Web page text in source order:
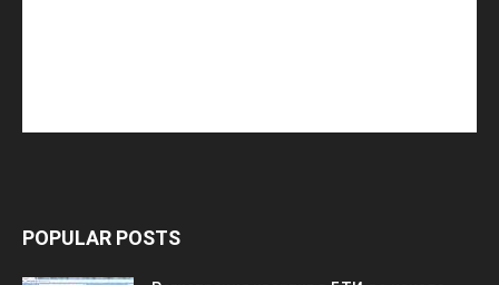
POPULAR POSTS